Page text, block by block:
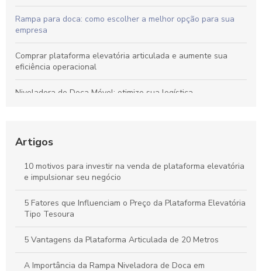
Rampa para doca: como escolher a melhor opção para sua
empresa
Comprar plataforma elevatória articulada e aumente sua
eficiência operacional
Niveladora de Doca Móvel: otimize sua logística
Saiba o Preço Para Comprar Plataformas Elevatórias e Faça a
Escolha Certa
Artigos
10 motivos para investir na venda de plataforma elevatória
e impulsionar seu negócio
5 Fatores que Influenciam o Preço da Plataforma Elevatória
Tipo Tesoura
5 Vantagens da Plataforma Articulada de 20 Metros
A Importância da Rampa Niveladora de Doca em